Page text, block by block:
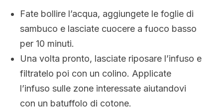
Fate bollire l’acqua, aggiungete le foglie di
sambuco e lasciate cuocere a fuoco basso
per 10 minuti.
Una volta pronto, lasciate riposare l’infuso e
filtratelo poi con un colino. Applicate
l’infuso sulle zone interessate aiutandovi
con un batuffolo di cotone.